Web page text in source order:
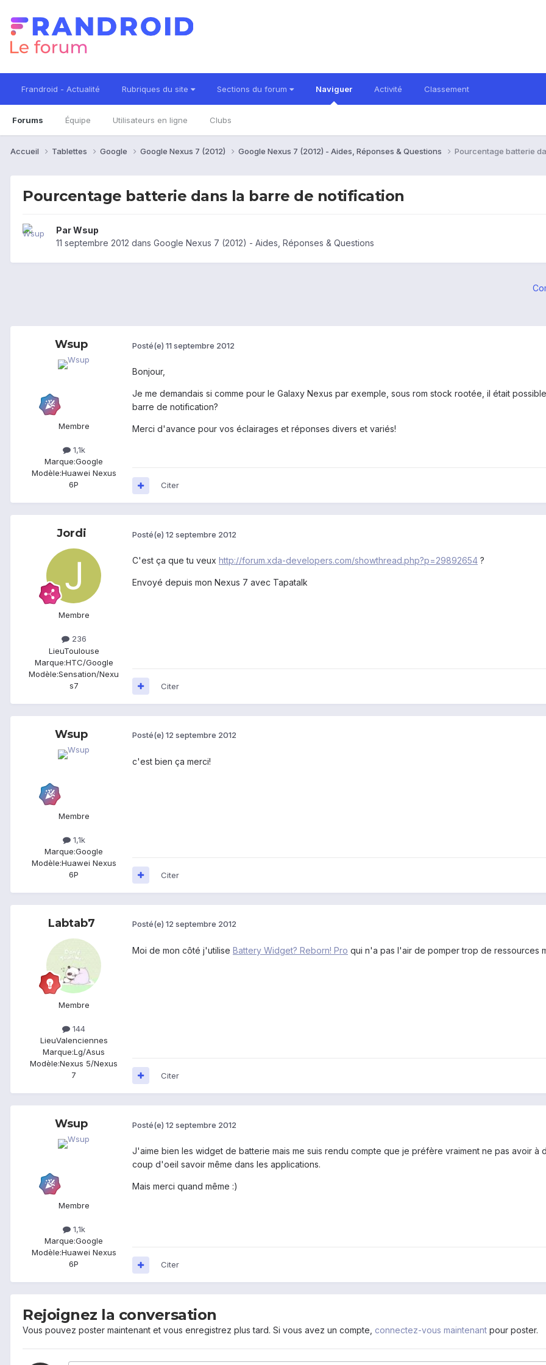
Frandroid - Actualité Rubriques du site Sections du forum Naviguer
Forums Équipe Utilisateurs en ligne Clubs
Activité Classement
Accueil Tablettes Google Google Nexus 7 (2012) Google Nexus 7 (2012) - Aides, Réponses & Questions Pourcentage batterie
Pourcentage batterie dans la barre de notification
ParWsup
11 septembre 2012 dans Google Nexus 7 (2012) - Aides, Réponses & Questions
Wsup
Membre
1,1k
Marque:Google
Modèle:Huawei Nexus
6P
Posté(e) 11 septembre 2012
Bonjour,
Je me demandais si comme pour le Galaxy Nexus par exemple, sous rom stock rootée, il était
barre de notification?
Merci d'avance pour vos éclairages et réponses divers et variés!
Citer
Jordi
Membre
236
LieuToulouse
Marque:HTC/Google
Modèle:Sensation/Nexu
s7
Posté(e) 12 septembre 2012
C'est ça que tu veux http://forum.xda-developers.com/showthread.php?p=29892654 ?
Envoyé depuis mon Nexus 7 avec Tapatalk
Citer
Wsup
Membre
1,1k
Marque:Google
Modèle:Huawei Nexus
6P
Posté(e) 12 septembre 2012
c'est bien ça merci!
Citer
Labtab7
Membre
144
LieuValenciennes
Marque:Lg/Asus
Modèle:Nexus 5/Nexus
7
Posté(e) 12 septembre 2012
Moi de mon côté j'utilise Battery Widget? Reborn! Pro qui n'a pas l'air de pomper trop de ressources
Citer
Wsup
Membre
1,1k
Marque:Google
Modèle:Huawei Nexus
6P
Posté(e) 12 septembre 2012
J'aime bien les widget de batterie mais me suis rendu compte que je préfère vraiment ne pas avoir
coup d'oeil savoir même dans les applications.
Mais merci quand même :)
Citer
Rejoignez la conversation
Vous pouvez poster maintenant et vous enregistrez plus tard. Si vous avez un compte, connectez-vous maintenant pour poster.